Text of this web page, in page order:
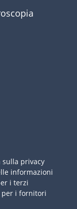
sulla privacy
informazioni
i terzi
per i fornitori